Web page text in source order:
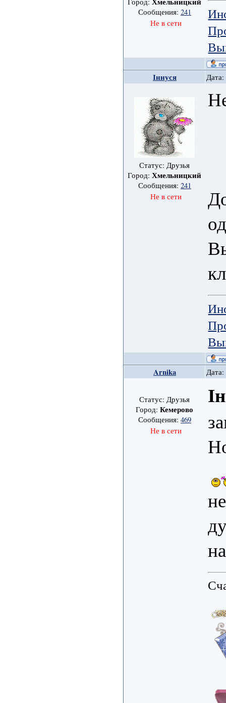
Город:
Сообщения: 241
Не в сети
Іннуся
Статус: Друзья
Город:Хмельницкий
Сообщения: 241
Не в сети
Arnika
Статус: Друзья
Город:Кемерово
Сообщения: 469
Не в сети